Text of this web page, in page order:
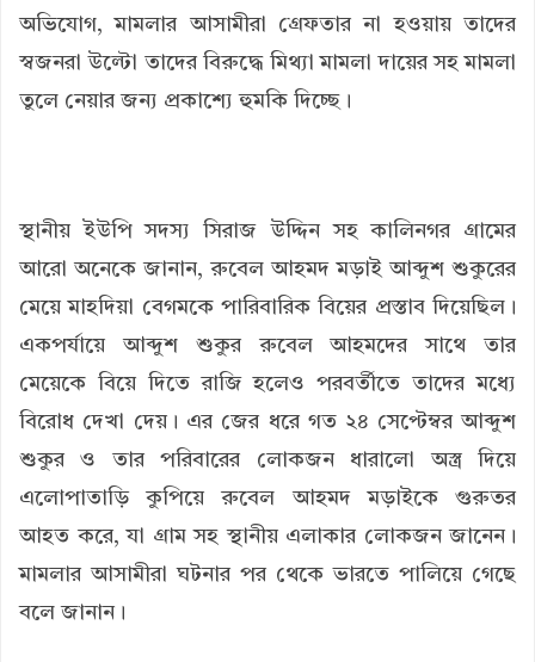
অভিযোগ, মামলার আসামীরা গ্রেফতার না হওয়ায় তাদের
স্বজনরা উল্টো তাদের বিরুদ্ধে মিথ্যা মামলা দায়ের সহ মামলা
তুলে নেয়ার জন্য প্রকাশ্যে হুমকি দিচ্ছে।
স্থানীয় ইউপি সদস্য সিরাজ উদ্দিন সহ কালিনগর গ্রামের
আরো অনেকে জানান, রুবেল আহমদ মড়াই আব্দুশ শুকুরের
মেয়ে মাহদিয়া বেগমকে পারিবারিক বিয়ের প্রস্তাব দিয়েছিল।
একপর্যায়ে আব্দুশ শুকুর রুবেল আহমদের সাথে তার
মেয়েকে বিয়ে দিতে রাজি হলেও পরবর্তীতে তাদের মধ্যে
বিরোধ দেখা দেয়। এর জের ধরে গত ২৪ সেপ্টেম্বর আব্দুশ
শুকুর ও তার পরিবারের লোকজন ধারালো অস্ত্র দিয়ে
এলোপাতাড়ি কুপিয়ে রুবেল আহমদ মড়াইকে গুরুতর
আহত করে, যা গ্রাম সহ স্থানীয় এলাকার লোকজন জানেন।
মামলার আসামীরা ঘটনার পর থেকে ভারতে পালিয়ে গেছে
বলে জানান।